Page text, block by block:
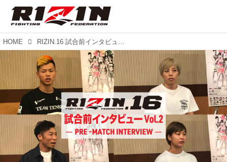
HOME RIZIN.16 試合前インタビュー Vol.2